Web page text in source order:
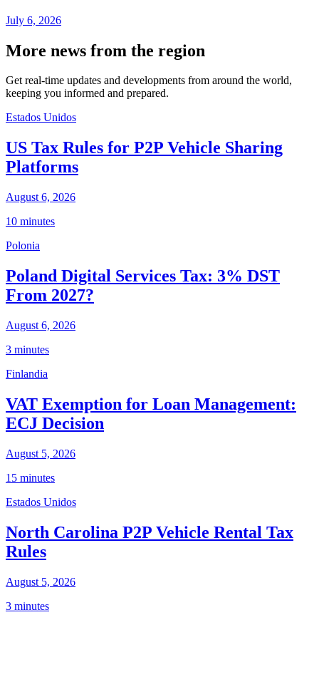
July 6, 2026
More news from the region
Get real-time updates and developments from around the world,
keeping you informed and prepared.
Estados Unidos
US Tax Rules for P2P Vehicle Sharing
Platforms
August 6, 2026
10 minutes
Polonia
Poland Digital Services Tax: 3% DST
From 2027?
August 6, 2026
3 minutes
Finlandia
VAT Exemption for Loan Management:
ECJ Decision
August 5, 2026
15 minutes
Estados Unidos
North Carolina P2P Vehicle Rental Tax
Rules
August 5, 2026
3 minutes